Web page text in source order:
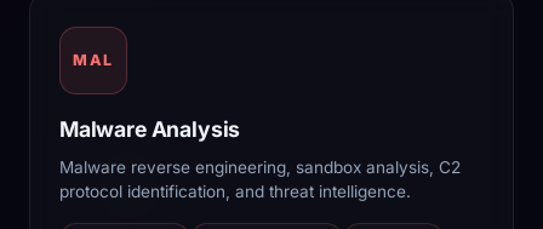
MAL
Malware Analysis
Malware reverse engineering, sandbox analysis, C2
protocol identification, and threat intelligence.